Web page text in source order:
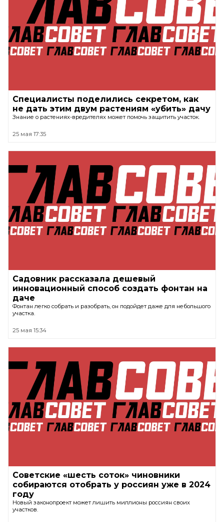
Специалисты поделились секретом, как
не дать этим двум растениям «убить» дачу
Знание о растениях-вредителях может помочь защитить участок.
25 мая 17:35
Садовник рассказала дешевый
инновационный способ создать фонтан на
даче
Фонтан легко собрать и разобрать, он подойдет даже для небольшого
участка.
25 мая 15:34
Советские «шесть соток» чиновники
собираются отобрать у россиян уже в 2024
году
Новый законопроект может лишить миллионы россиян своих
участков.